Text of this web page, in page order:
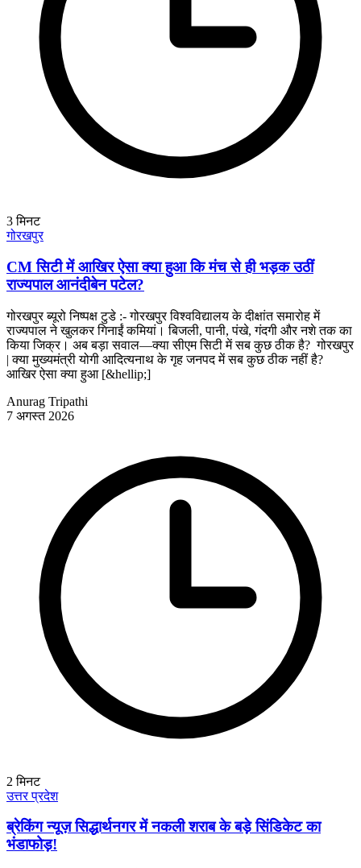
3मिनट
गोरखपुर
CM सिटी में आखिर ऐसा क्या हुआ कि मंच से ही भड़क उठीं
राज्यपाल आनंदीबेन पटेल?
गोरखपुर ब्यूरो निष्पक्ष टुडे :- गोरखपुर विश्वविद्यालय के दीक्षांत समारोह में
राज्यपाल ने खुलकर गिनाईं कमियां। बिजली, पानी, पंखे, गंदगी और नशे तक का
किया जिक्र। अब बड़ा सवाल—क्या सीएम सिटी में सब कुछ ठीक है? गोरखपुर
| क्या मुख्यमंत्री योगी आदित्यनाथ के गृह जनपद में सब कुछ ठीक नहीं है?
आखिर ऐसा क्या हुआ [&hellip;]
Anurag Tripathi
7 अगस्त 2026
2 मिनट
उत्तर प्रदेश
ब्रेकिंग न्यूज़ सिद्धार्थनगर में नकली शराब के बड़े सिंडिकेट का
भंडाफोड़!